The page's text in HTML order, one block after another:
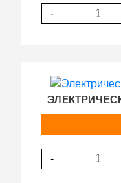
-
-